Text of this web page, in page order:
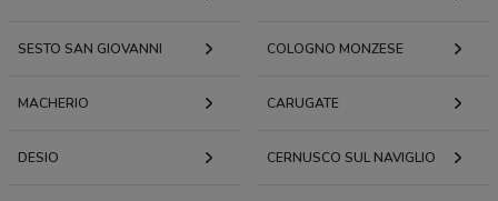
SESTO SAN GIOVANNI COLOGNO MONZESE
MACHERIO CARUGATE
DESIO CERNUSCO SUL NAVIGLIO